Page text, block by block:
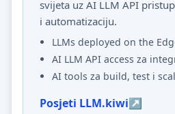
svijeta uz AI LLM API
i automatizaciju.
LLMs deployed on the
AI LLM API access za
AI tools za build, test i
Posjeti LLM.kiwi